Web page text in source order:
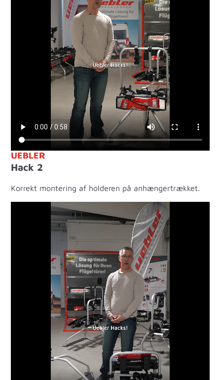
UEBLER
Hack 2
Korrekt montering af holderen på anhængertrækket.